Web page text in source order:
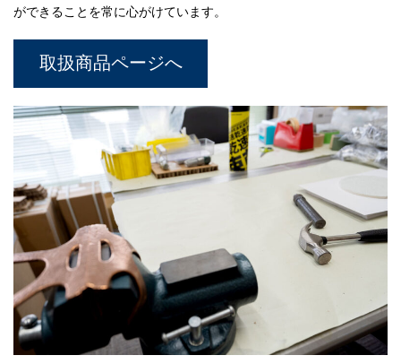
ができることを常に心がけています。
取扱商品ページへ